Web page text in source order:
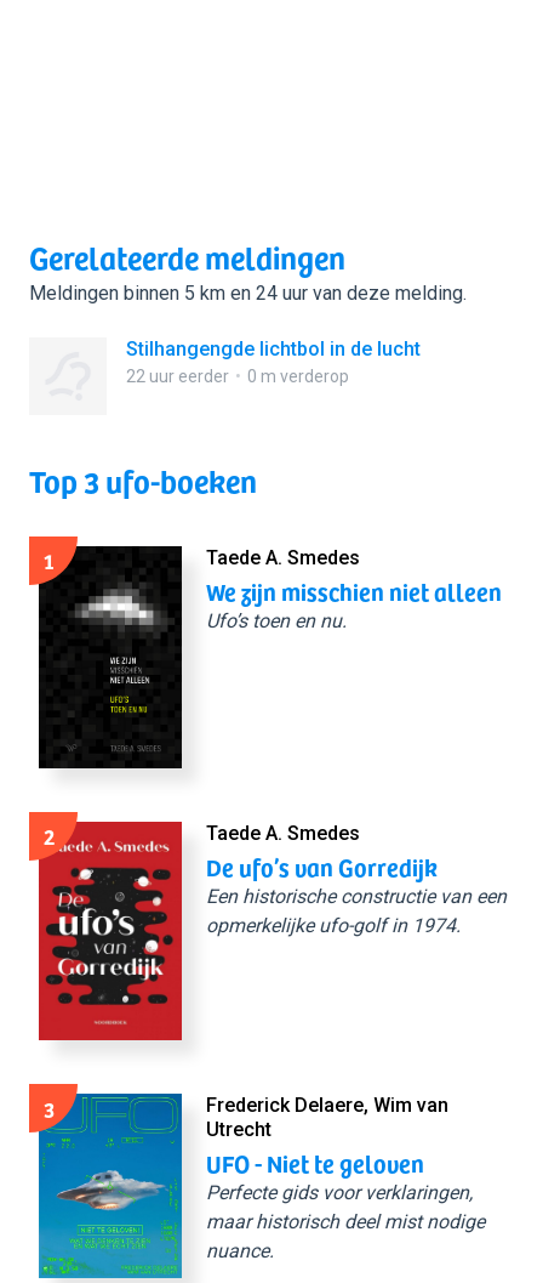
Gerelateerde meldingen
Meldingen binnen 5 km en 24 uur van deze melding.
Stilhangengde lichtbol in de lucht
22 uur eerder 0 m verderop
Top 3 ufo-boeken
1 Taede A. Smedes
We zijn misschien niet alleen
Ufo’s toen en nu.
2 Taede A. Smedes
De ufo’s van Gorredijk
Een historische constructie van een
opmerkelijke ufo-golf in 1974.
3
Frederick Delaere, Wim van
Utrecht
UFO - Niet te geloven
Perfecte gids voor verklaringen,
maar historisch deel mist nodige
nuance.